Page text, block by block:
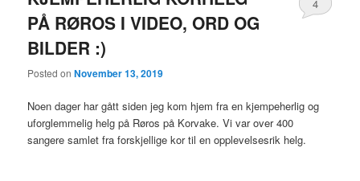
PÅ RØROS I VIDEO, ORD OG
BILDER :)
Posted onNovember 13, 2019
4
Noen dager har gått siden jeg kom hjem fra en kjempeherlig og
uforglemmelig helg på Røros på Korvake. Vi var over 400
sangere samlet fra forskjellige kor til en opplevelsesrik helg.